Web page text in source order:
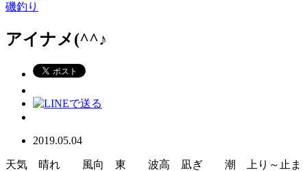
磯釣り
アイナメ(^^♪
2019.05.04
天気 晴れ 風向 東 波高 凪ぎ 潮 上り～止ま